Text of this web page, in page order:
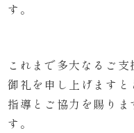
す。
これまで多大なるご
御礼を申し上げます
指導とご協力を賜り
す。